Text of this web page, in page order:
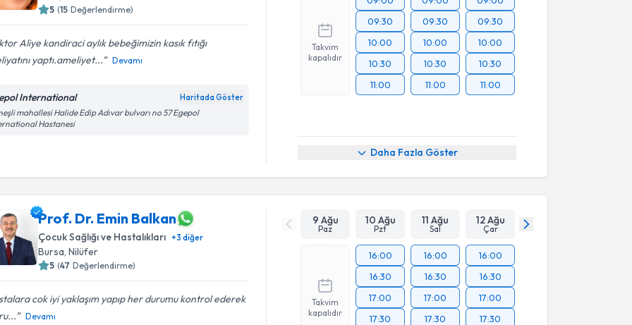
5 (15 Değerlendirme)
Aliye kandiraci aylık bebeğimizin kasık fıtığı
yaptı.ameliyet...
Devamı
International Haritada Göster
mahallesi Halide Edip Adıvar bulvarı no 57 Egepol
Hastanesi
Takvim
kapalıdır
09:30
10:00
10:30
11:00
09:30
10:00
10:30
11:00
09:30
10:00
10:30
11:00
Daha Fazla Göster
Prof. Dr. Emin Balkan
Çocuk Sağlığı ve Hastalıkları +3 diğer
Bursa , Nilüfer
5 (47 Değerlendirme)
cok iyi yaklaşım yapıp her durumu kontrol ederek
Devamı
9 Ağu
Paz
10 Ağu
Pzt
11 Ağu
Sal
12 Ağu
Çar
Takvim
kapalıdır
16:00
16:30
17:00
17:30
16:00
16:30
17:00
17:30
16:00
16:30
17:00
17:30